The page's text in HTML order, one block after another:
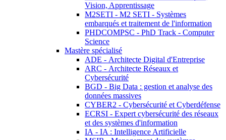
Vision, Apprentissage
M2SETI - M2 SETI - Systèmes
embarqués et traitement de l'information
PHDCOMPSC - PhD Track - Computer
Science
Mastère spécialisé
ADE - Architecte Digital d'Entreprise
ARC - Architecte Réseaux et
Cybersécurité
BGD - Big Data : gestion et analyse des
données massives
CYBER2 - Cybersécurité et Cyberdéfense
ECRSI - Expert cybersécurité des réseaux
et des systèmes d'information
IA - IA : Intelligence Artificielle